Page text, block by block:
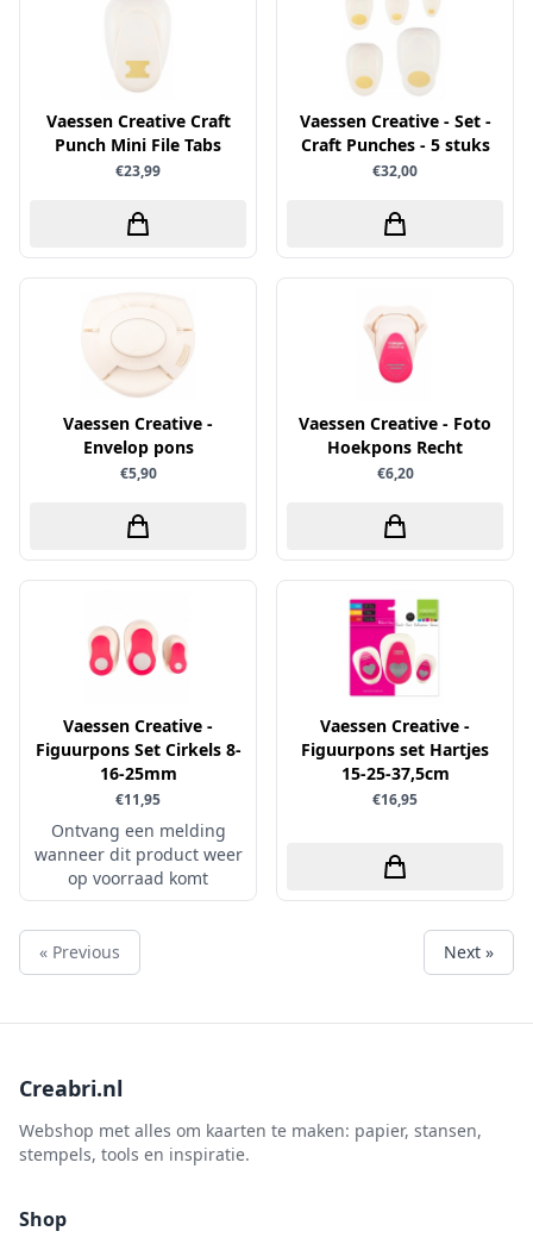
Joep by Carla
Kleurlab
Olba
Pan Pastel
Simple and Basic
Vaessen Creative Craft
Punch Mini File Tabs
€23,99
Vaessen Creative - Set -
Craft Punches - 5 stuks
€32,00
Vaessen Creative -
Envelop pons
€5,90
Vaessen Creative - Foto
Hoekpons Recht
€6,20
Vaessen Creative -
Figuurpons Set Cirkels 8-
16-25mm
€11,95
Ontvang een melding
wanneer dit product weer
op voorraad komt
Vaessen Creative -
Figuurpons set Hartjes
15-25-37,5cm
€16,95
« Previous Next »
Creabri.nl
Webshop met alles om kaarten te maken: papier, stansen,
stempels, tools en inspiratie.
Shop